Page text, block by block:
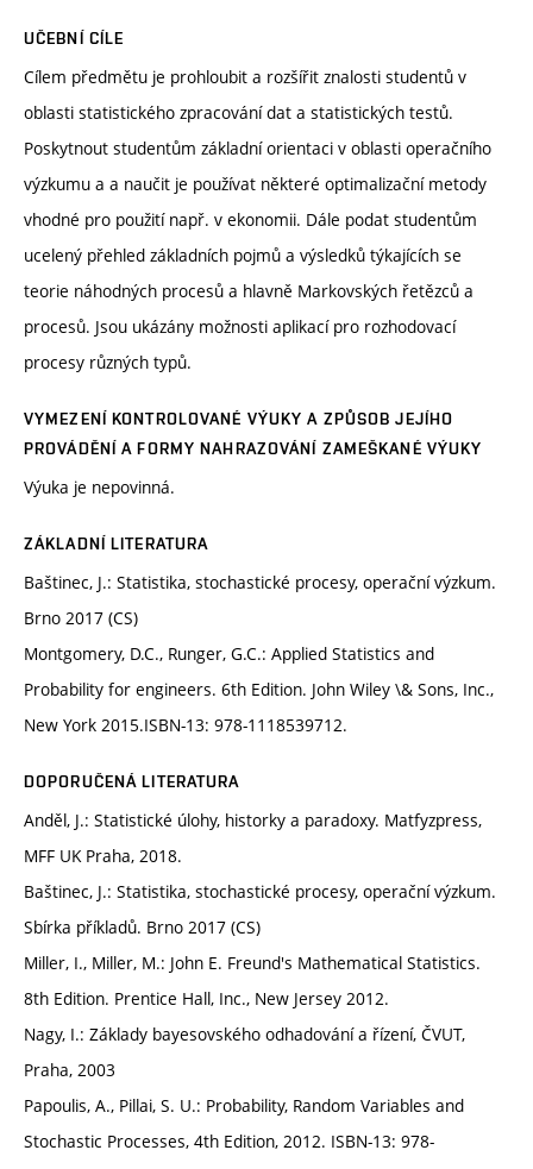
UČEBNÍ CÍLE
Cílem předmětu je prohloubit a rozšířit znalosti studentů v
oblasti statistického zpracování dat a statistických testů.
Poskytnout studentům základní orientaci v oblasti operačního
výzkumu a a naučit je používat některé optimalizační metody
vhodné pro použití např. v ekonomii. Dále podat studentům
ucelený přehled základních pojmů a výsledků týkajících se
teorie náhodných procesů a hlavně Markovských řetězců a
procesů. Jsou ukázány možnosti aplikací pro rozhodovací
procesy různých typů.
VYMEZENÍ KONTROLOVANÉ VÝUKY A ZPŮSOB JEJÍHO
PROVÁDĚNÍ A FORMY NAHRAZOVÁNÍ ZAMEŠKANÉ VÝUKY
Výuka je nepovinná.
ZÁKLADNÍ LITERATURA
Baštinec, J.: Statistika, stochastické procesy, operační výzkum.
Brno 2017 (CS)
Montgomery, D.C., Runger, G.C.: Applied Statistics and
Probability for engineers. 6th Edition. John Wiley \& Sons, Inc.,
New York 2015.ISBN-13: 978-1118539712.
DOPORUČENÁ LITERATURA
Anděl, J.: Statistické úlohy, historky a paradoxy. Matfyzpress,
MFF UK Praha, 2018.
Baštinec, J.: Statistika, stochastické procesy, operační výzkum.
Sbírka příkladů. Brno 2017 (CS)
Miller, I., Miller, M.: John E. Freund's Mathematical Statistics.
8th Edition. Prentice Hall, Inc., New Jersey 2012.
Nagy, I.: Základy bayesovského odhadování a řízení, ČVUT,
Praha, 2003
Papoulis, A., Pillai, S. U.: Probability, Random Variables and
Stochastic Processes, 4th Edition, 2012. ISBN-13: 978-